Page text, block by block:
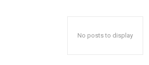
No posts to display